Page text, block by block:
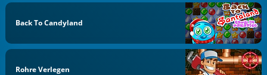
Back To Candyland
Rohre Verlegen